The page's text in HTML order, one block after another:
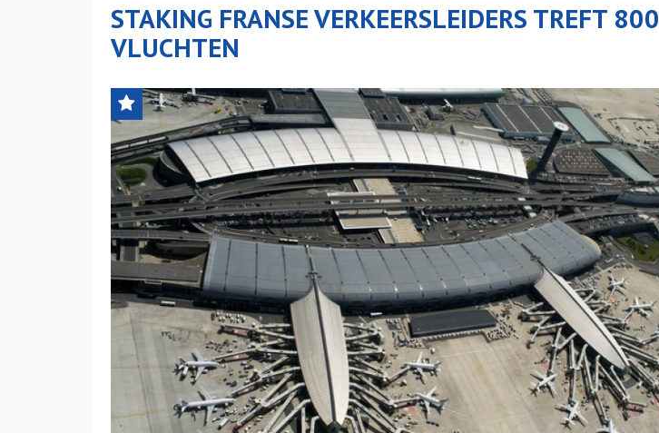
STAKING FRANSE VERKEERSLEIDERS TREFT 800
VLUCHTEN